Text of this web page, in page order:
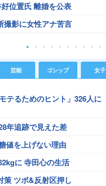
位置氏 離婚を公表
撮影に女性アナ苦言
芸能 ゴシップ 女子
モテるためのヒント」326人に
年追跡で見えた差
値を上げない理由
に 寺田心の生活
策 ツボ&反射区押し